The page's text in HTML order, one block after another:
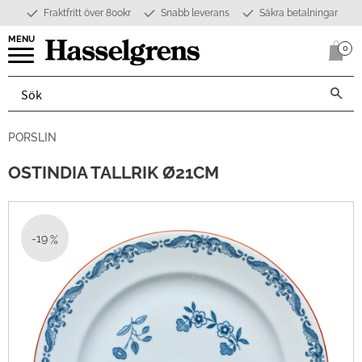
Meny
Fraktfritt över 800kr Snabb leverans Säkra betalningar
0
PORSLIN
OSTINDIA TALLRIK Ø21CM
19%